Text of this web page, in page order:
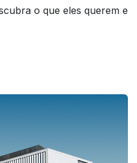
o que eles querem e